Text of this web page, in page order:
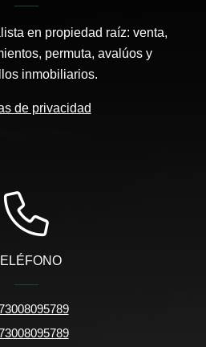
en propiedad raíz: venta,
permuta, avalúos y
inmobiliarios.
de privacidad